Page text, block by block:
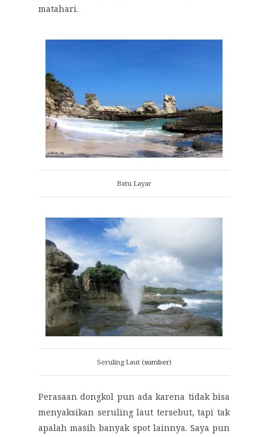
matahari.
Batu Layar
Seruling Laut (sumber)
Perasaan dongkol pun ada karena tidak bisa
menyaksikan seruling laut tersebut, tapi tak
apalah masih banyak spot lainnya. Saya pun